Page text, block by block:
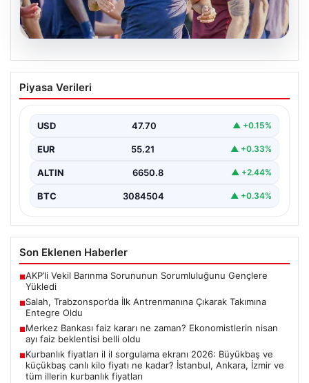
Salah, Trabzonspor’da İlk Antrenmanına
Çıkarak Takımına Entegre Oldu
bordo-mavili forma ile ilk resmi antrenmanına katılarak
taraftarların…
Piyasa Verileri
USD 47.70 ▲ +0.15%
EUR 55.21 ▲ +0.33%
ALTIN 6650.8 ▲ +2.44%
BTC 3084504 ▲ +0.34%
Son Eklenen Haberler
■AKP’li Vekil Barınma Sorununun Sorumluluğunu Gençlere
Yükledi
■Salah, Trabzonspor’da İlk Antrenmanına Çıkarak Takımına
Entegre Oldu
■Merkez Bankası faiz kararı ne zaman? Ekonomistlerin nisan
ayı faiz beklentisi belli oldu
■Kurbanlık fiyatları il il sorgulama ekranı 2026: Büyükbaş ve
küçükbaş canlı kilo fiyatı ne kadar? İstanbul, Ankara, İzmir ve
tüm illerin kurbanlık fiyatları